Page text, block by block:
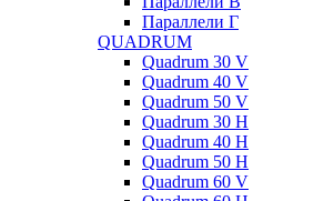
Параллели Г
QUADRUM
Quadrum 30 V
Quadrum 40 V
Quadrum 50 V
Quadrum 30 H
Quadrum 40 H
Quadrum 50 H
Quadrum 60 V